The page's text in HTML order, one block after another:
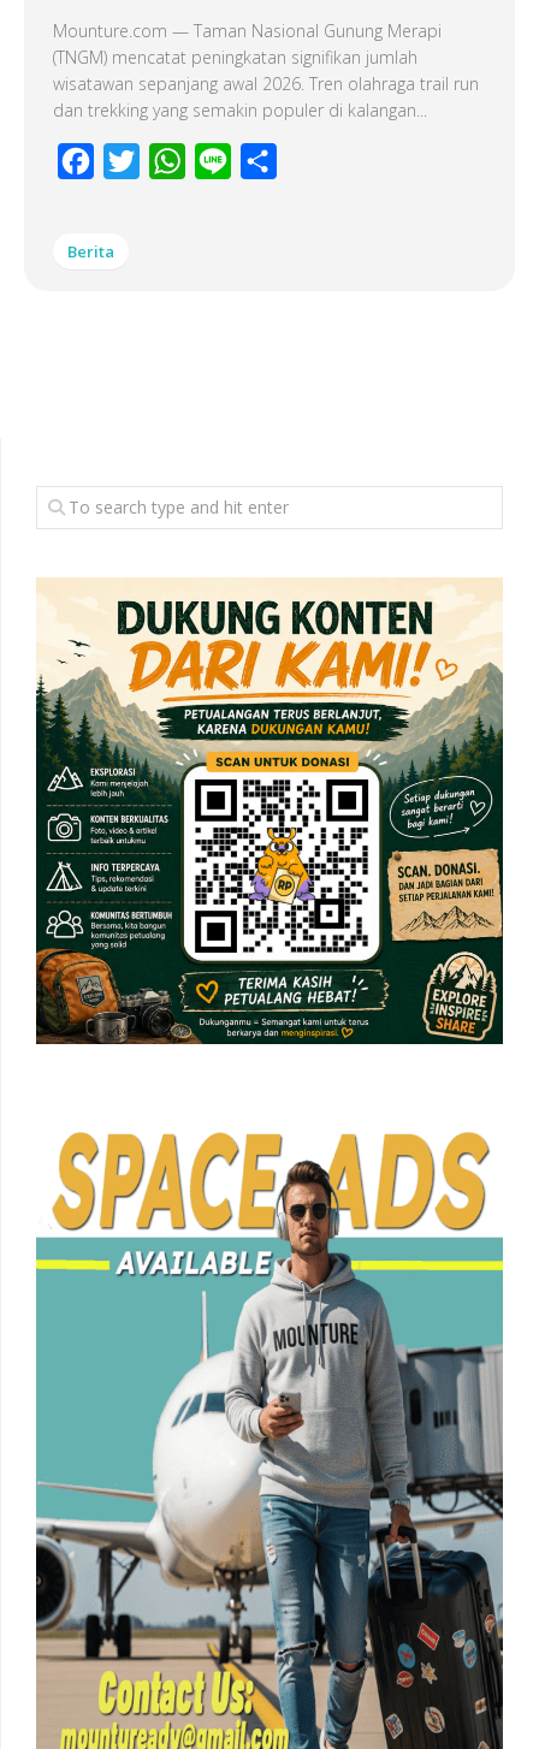
Mounture.com — Taman Nasional Gunung Merapi
(TNGM) mencatat peningkatan signifikan jumlah
wisatawan sepanjang awal 2026. Tren olahraga trail run
dan trekking yang semakin populer di kalangan...
Facebook
Twitter WhatsApp
Line
Berita